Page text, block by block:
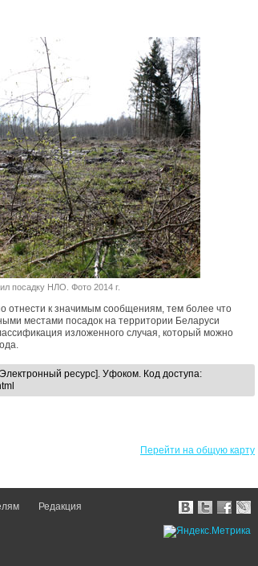
посадку НЛО. Фото 2014 г.
отнести к значимым сообщениям, тем более что
местами посадок на территории Беларуси
изложенного случая, который можно
ресурс]. Уфоком. Код доступа:
Перейти на общую карту
Редакция